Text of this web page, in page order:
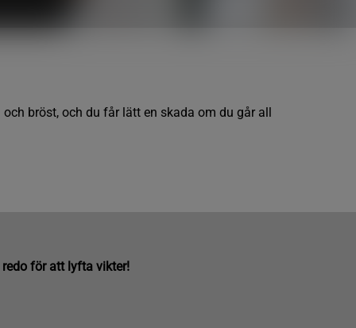
bröst, och du får lätt en skada om du går all
för att lyfta vikter!